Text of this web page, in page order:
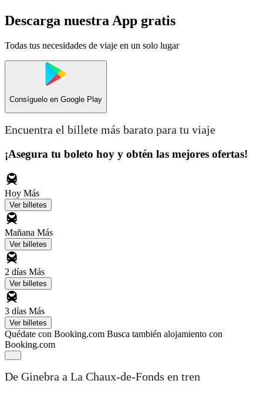
Descarga nuestra App gratis
Todas tus necesidades de viaje en un solo lugar
Consíguelo en Google Play
Encuentra el billete más barato para tu viaje
¡Asegura tu boleto hoy y obtén las mejores ofertas!
Hoy Más
Ver billetes
Mañana Más
Ver billetes
2 días Más
Ver billetes
3 días Más
Ver billetes
Quédate con Booking.com Busca también alojamiento con
Booking.com
De Ginebra a La Chaux-de-Fonds en tren